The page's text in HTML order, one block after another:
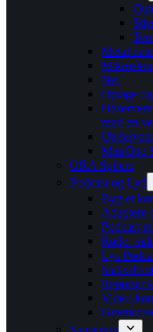
Metal
Net
Optage
mød en
MiniOne
ORA Sphere
Podcast og Lyd
Byg et
Adaptere
Podcast
Røde:
Lys
Stativ/
Reporter
Video-
Sanserum